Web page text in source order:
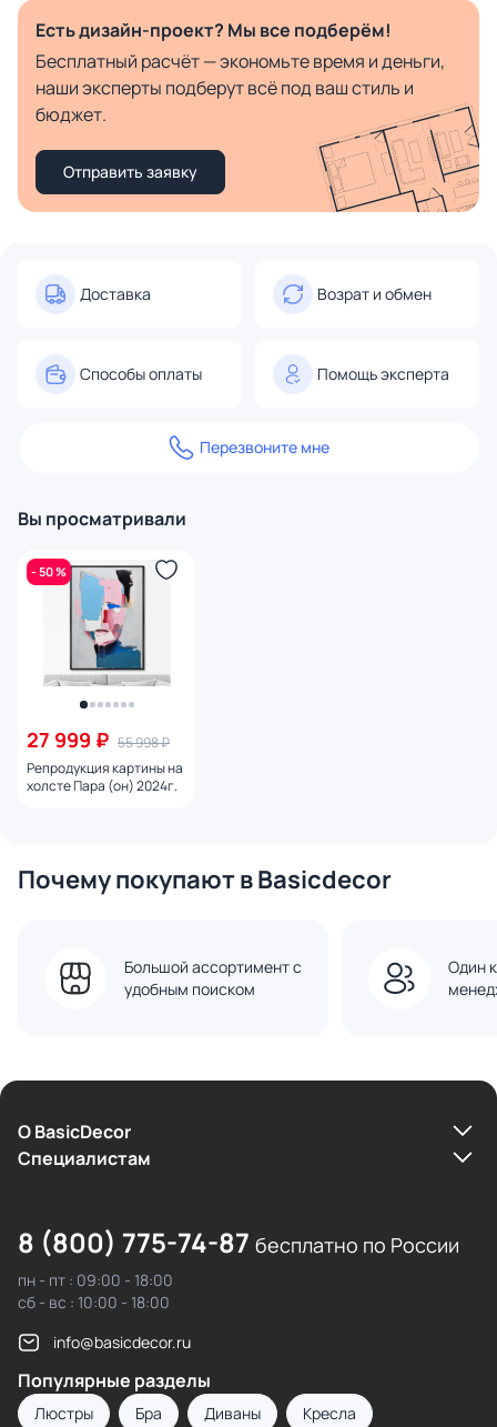
Есть дизайн-проект? Мы все подберём!
Бесплатный расчёт — экономьте время и деньги,
наши эксперты подберут всё под ваш стиль и
бюджет.
Отправить заявку
Доставка Возрат и обмен
Способы оплаты Помощь эксперта
Перезвоните мне
Вы просматривали
- 50 %
27 999 ₽ 55 998 ₽
Репродукция картины на
холсте Пара (он) 2024г.
Почему покупают в Basicdecor
Большой ассортимент с
удобным поиском
Один
О BasicDecor
Cпециалистам
8 (800) 775-74-87 бесплатно по России
пн - пт : 09:00 - 18:00
сб - вс : 10:00 - 18:00
info@basicdecor.ru
Популярные разделы
Люстры Бра Диваны Кресла